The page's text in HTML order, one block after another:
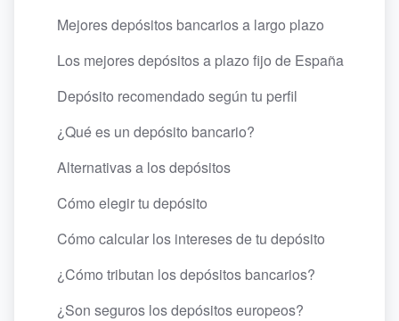
Mejores depósitos bancarios a largo plazo
Los mejores depósitos a plazo fijo de España
Depósito recomendado según tu perfil
¿Qué es un depósito bancario?
Alternativas a los depósitos
Cómo elegir tu depósito
Cómo calcular los intereses de tu depósito
¿Cómo tributan los depósitos bancarios?
¿Son seguros los depósitos europeos?